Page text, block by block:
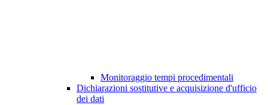
Monitoraggio tempi procedimentali
Dichiarazioni sostitutive e acquisizione d'ufficio
dei dati